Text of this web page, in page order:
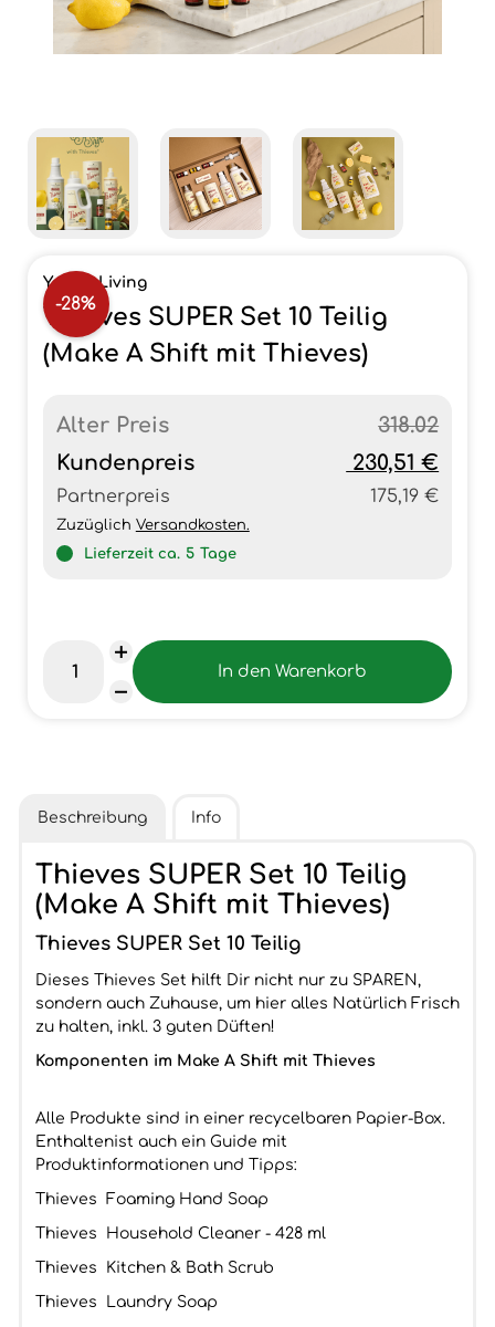
-28%
Young Living
Thieves SUPER Set 10 Teilig
(Make A Shift mit Thieves)
Alter Preis
318.02
Kundenpreis
230,51 €
Partnerpreis 175,19 €
Zuzüglich Versandkosten.
Lieferzeit ca. 5 Tage
Beschreibung Info
Thieves SUPER Set 10 Teilig
(Make A Shift mit Thieves)
Thieves SUPER Set 10 Teilig
Dieses Thieves Set hilft Dir nicht nur zu SPAREN,
sondern auch Zuhause, um hier alles Natürlich Frisch
zu halten, inkl. 3 guten Düften!
Komponenten im Make A Shift mit Thieves
Alle Produkte sind in einer recycelbaren Papier-Box.
Enthaltenist auch ein Guide mit
Produktinformationen und Tipps:
Thieves Foaming Hand Soap
Thieves Household Cleaner - 428 ml
Thieves Kitchen & Bath Scrub
Thieves Laundry Soap